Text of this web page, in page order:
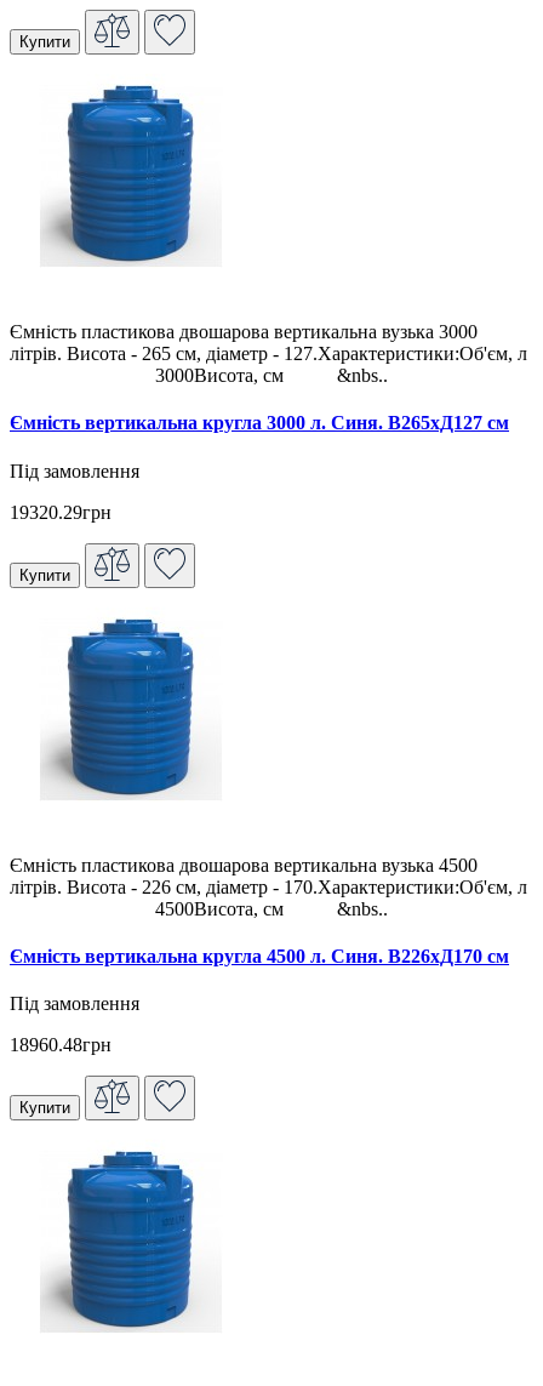
Купити
Ємність пластикова двошарова вертикальна вузька 3000
літрів. Висота - 265 см, діаметр - 127.Характеристики:Об'єм, л
3000Висота, см &nbs..
Ємність вертикальна кругла 3000 л. Синя. В265хД127 см
Під замовлення
19320.29грн
Купити
Ємність пластикова двошарова вертикальна вузька 4500
літрів. Висота - 226 см, діаметр - 170.Характеристики:Об'єм, л
4500Висота, см &nbs..
Ємність вертикальна кругла 4500 л. Синя. В226хД170 см
Під замовлення
18960.48грн
Купити